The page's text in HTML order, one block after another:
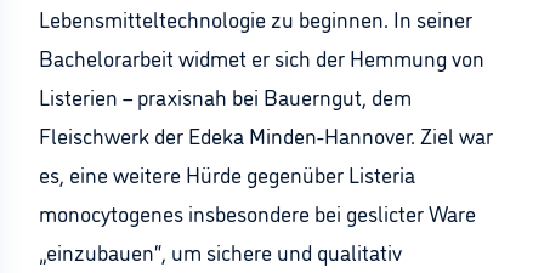
Lebensmitteltechnologie zu beginnen. In seiner
Bachelorarbeit widmet er sich der Hemmung von
Listerien – praxisnah bei Bauerngut, dem
Fleischwerk der Edeka Minden-Hannover. Ziel war
es, eine weitere Hürde gegenüber Listeria
monocytogenes insbesondere bei geslicter Ware
„einzubauen“, um sichere und qualitativ